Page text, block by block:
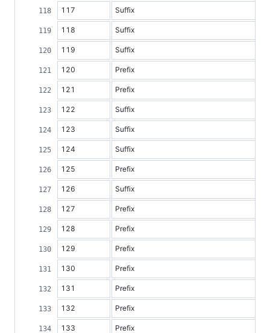
117 Suffix
118 Suffix
119 Suffix
120 Prefix
121 Prefix
122 Suffix
123 Suffix
124 Suffix
125 Prefix
126 Suffix
127 Prefix
128 Prefix
129 Prefix
130 Prefix
131 Prefix
132 Prefix
133 Prefix